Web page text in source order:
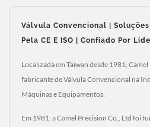
Válvula Convencional |
Pela CE E ISO | Confiado Por
Localizada em Taiwan desde 1981,
fabricante de Válvula Convencional na
Máquinas e Equipamentos.
Em 1981, a Camel Precision Co., Ltd foi